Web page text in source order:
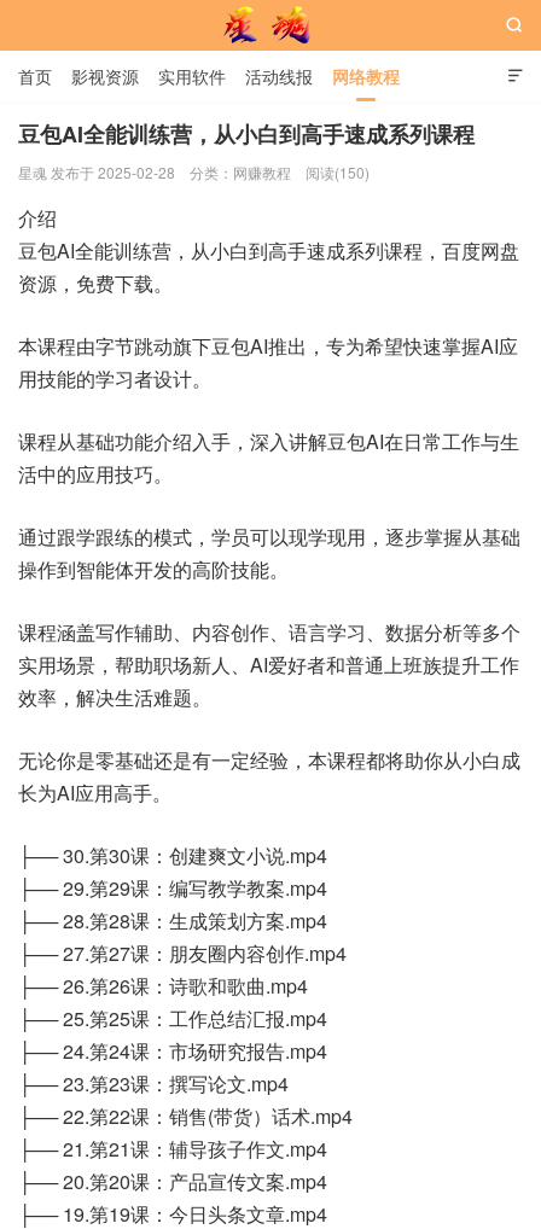

首页 影视资源 实用软件 活动线报 网络教程
用户中心 书籍 娱乐

豆包AI全能训练营，从小白到高手速成系列课程
星魂 发布于 2025-02-28 分类： 网赚教程 阅读(150)
介绍
豆包AI全能训练营，从小白到高手速成系列课程，百度网盘
资源，免费下载。
本课程由字节跳动旗下豆包AI推出，专为希望快速掌握AI应
用技能的学习者设计。
课程从基础功能介绍入手，深入讲解豆包AI在日常工作与生
活中的应用技巧。
通过跟学跟练的模式，学员可以现学现用，逐步掌握从基础
操作到智能体开发的高阶技能。
课程涵盖写作辅助、内容创作、语言学习、数据分析等多个
实用场景，帮助职场新人、AI爱好者和普通上班族提升工作
效率，解决生活难题。
无论你是零基础还是有一定经验，本课程都将助你从小白成
长为AI应用高手。
├── 30.第30课：创建爽文小说.mp4
├── 29.第29课：编写教学教案.mp4
├── 28.第28课：生成策划方案.mp4
├── 27.第27课：朋友圈内容创作.mp4
├── 26.第26课：诗歌和歌曲.mp4
├── 25.第25课：工作总结汇报.mp4
├── 24.第24课：市场研究报告.mp4
├── 23.第23课：撰写论文.mp4
├── 22.第22课：销售(带货）话术.mp4
├── 21.第21课：辅导孩子作文.mp4
├── 20.第20课：产品宣传文案.mp4
├── 19.第19课：今日头条文章.mp4